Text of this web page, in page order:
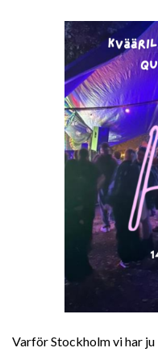
Varför Stockholm vi har ju